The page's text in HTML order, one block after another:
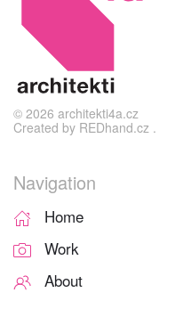
© 2026 architekti4a.cz
Created by REDhand.cz .
Navigation
Home
Work
About